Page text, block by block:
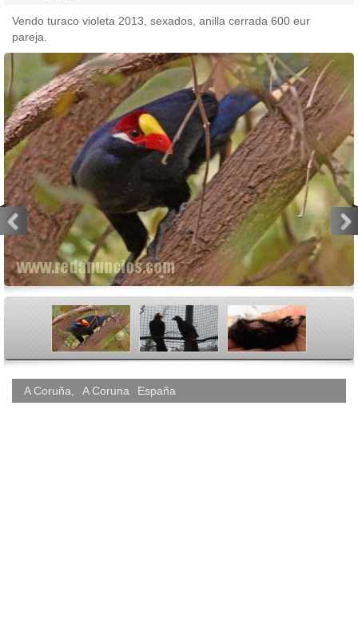
Vendo turaco violeta 2013, sexados, anilla cerrada 600 eur
pareja.
< >
A Coruña A Coruna España